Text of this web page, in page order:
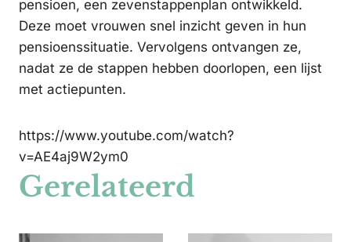
pensioen, een zevenstappenplan ontwikkeld.
Deze moet vrouwen snel inzicht geven in hun
pensioenssituatie. Vervolgens ontvangen ze,
nadat ze de stappen hebben doorlopen, een lijst
met actiepunten.
https://www.youtube.com/watch?
v=AE4aj9W2ym0
Gerelateerd